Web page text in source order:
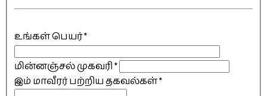
உங்கள் பெயர்*
மின்னஞ்சல் முகவரி*
இம் மாவீரர் பற்றிய தகவல்கள்*